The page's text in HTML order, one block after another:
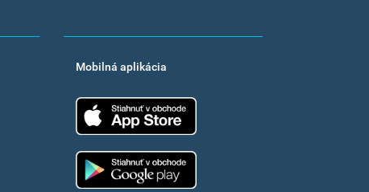
Mobilná aplikácia
App Store
Google Play